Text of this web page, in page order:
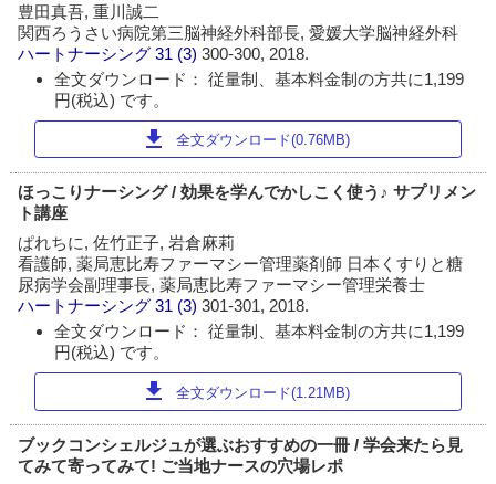
豊田真吾, 重川誠二
関西ろうさい病院第三脳神経外科部長, 愛媛大学脳神経外科
ハートナーシング 31 (3)300-300, 2018.
全文ダウンロード： 従量制、基本料金制の方共に1,199
円(税込) です。
download 全文ダウンロード(0.76MB)
ほっこりナーシング / 効果を学んでかしこく使う♪ サプリメン
ト講座
ぱれちに, 佐竹正子, 岩倉麻莉
看護師, 薬局恵比寿ファーマシー管理薬剤師 日本くすりと糖
尿病学会副理事長, 薬局恵比寿ファーマシー管理栄養士
ハートナーシング 31 (3)301-301, 2018.
全文ダウンロード： 従量制、基本料金制の方共に1,199
円(税込) です。
download 全文ダウンロード(1.21MB)
ブックコンシェルジュが選ぶおすすめの一冊 / 学会来たら見
てみて寄ってみて! ご当地ナースの穴場レポ